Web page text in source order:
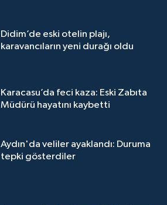
Didim’de eski otelin plajı,
karavancıların yeni durağı oldu
Karacasu’da feci kaza: Eski Zabıta
Müdürü hayatını kaybetti
Aydın'da veliler ayaklandı: Duruma
tepki gösterdiler